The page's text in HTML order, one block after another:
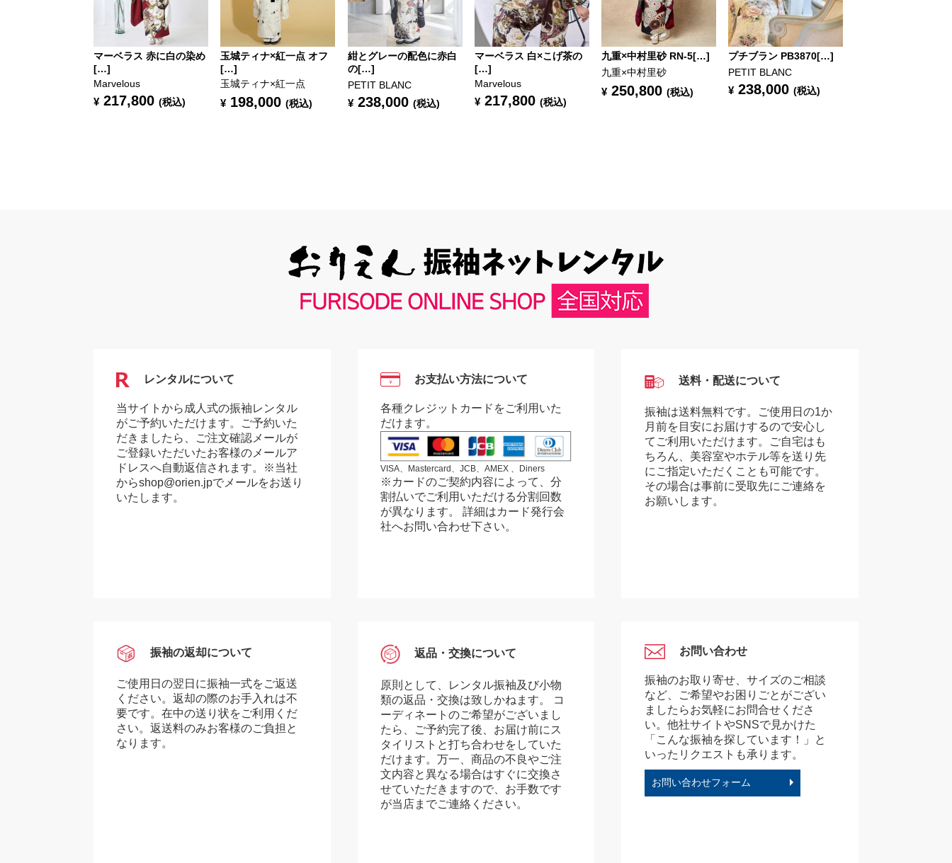
マーベラス 赤に白の染め
[…]
Marvelous
¥ 217,800 (税込)
玉城ティナ×紅一点 オフ
[…]
玉城ティナ×紅一点
¥ 198,000 (税込)
紺とグレーの配色に赤白
の[…]
PETIT BLANC
¥ 238,000 (税込)
マーベラス 白×こげ茶の
[…]
Marvelous
¥ 217,800 (税込)
九重×中村里砂 RN-5[…]
九重×中村里砂
¥ 250,800 (税込)
プチブラン PB3870[…]
PETIT BLANC
¥ 238,000 (税込)
レンタルについて
当サイトから成人式の振袖レンタル
がご予約いただけます。ご予約いた
だきましたら、ご注文確認メールが
ご登録いただいたお客様のメールア
ドレスへ自動返信されます。※当社
からshop@orien.jpでメールをお送り
いたします。
￥ お支払い方法について
各種クレジットカードをご利用いた
だけます。
VISA、Mastercard、JCB、AMEX 、Diners
※カードのご契約内容によって、分
割払いでご利用いただける分割回数
が異なります。 詳細はカード発行会
社へお問い合わせ下さい。
送料・配送について
振袖は送料無料です。ご使用日の1か
月前を目安にお届けするので安心し
てご利用いただけます。ご自宅はも
ちろん、美容室やホテル等を送り先
にご指定いただくことも可能です。
その場合は事前に受取先にご連絡を
お願いします。
振袖の返却について
ご使用日の翌日に振袖一式をご返送
ください。返却の際のお手入れは不
要です。在中の送り状をご利用くだ
さい。返送料のみお客様のご負担と
なります。
返品・交換について
原則として、レンタル振袖及び小物
類の返品・交換は致しかねます。 コ
ーディネートのご希望がございまし
たら、ご予約完了後、お届け前にス
タイリストと打ち合わせをしていた
だけます。万一、商品の不良やご注
文内容と異なる場合はすぐに交換さ
せていただきますので、お手数です
が当店までご連絡ください。
お問い合わせ
振袖のお取り寄せ、サイズのご相談
など、ご希望やお困りごとがござい
ましたらお気軽にお問合せくださ
い。他社サイトやSNSで見かけた
「こんな振袖を探しています！」と
いったリクエストも承ります。
お問い合わせフォーム